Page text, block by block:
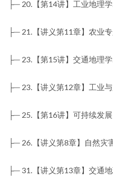
├─ 20.【第14讲】工业地理
├─ 21.【讲义第11章】农业
├─ 23.【第15讲】交通地理
├─ 23.【讲义第12章】工业
├─ 25.【第16讲】可持续发
├─ 26.【讲义第8章】自然灾
├─ 31.【讲义第13章】交通